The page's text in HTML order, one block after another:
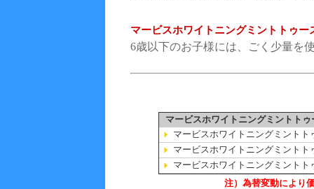
マービスホワイトニングミントトゥー
6歳以下のお子様には、ごく少量を
マービスホワイトニングミントト
マービスホワイトニングミントト
マービスホワイトニングミントト
マービスホワイトニングミントト
注）為替変動により